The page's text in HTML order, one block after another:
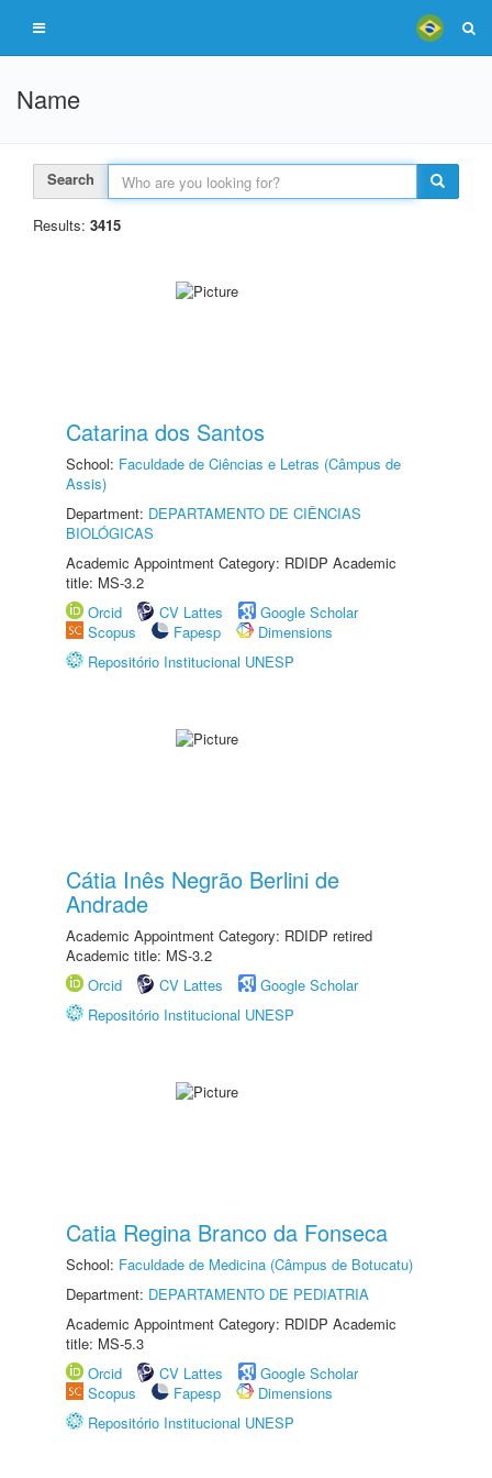
Name
Search
Results: 3415
Catarina dos Santos
School: Faculdade de Ciências e Letras (Câmpus de
Assis)
Department: DEPARTAMENTO DE CIÊNCIAS
BIOLÓGICAS
Academic Appointment Category: RDIDP Academic
title: MS-3.2
Orcid
CV Lattes
Google Scholar
Scopus
Fapesp
Dimensions
Repositório Institucional UNESP
Cátia Inês Negrão Berlini de
Andrade
Academic Appointment Category: RDIDP retired
Academic title: MS-3.2
Orcid
CV Lattes
Google Scholar
Repositório Institucional UNESP
Catia Regina Branco da Fonseca
School: Faculdade de Medicina (Câmpus de Botucatu)
Department: DEPARTAMENTO DE PEDIATRIA
Academic Appointment Category: RDIDP Academic
title: MS-5.3
Orcid
CV Lattes
Google Scholar
Scopus
Fapesp
Dimensions
Repositório Institucional UNESP